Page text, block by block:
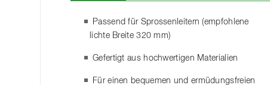
Passend für Sprossenleitern (empfohlene
lichte Breite 320 mm)
Gefertigt aus hochwertigen Materialien
Für einen bequemen und ermüdungsfreien